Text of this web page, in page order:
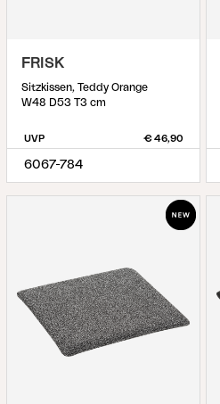
FRISK
Sitzkissen, Teddy Orange
W48 D53 T3 cm
UVP € 46,90
6067-784